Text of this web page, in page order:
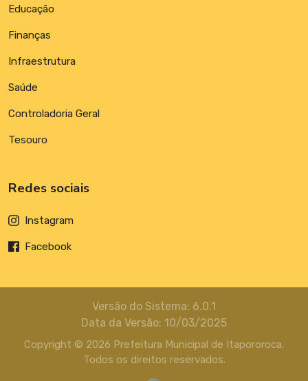
Educação
Finanças
Infraestrutura
Saúde
Controladoria Geral
Tesouro
Redes sociais
Instagram
Facebook
Versão do Sistema: 6.0.1
Data da Versão: 10/03/2025
Copyright © 2026 Prefeitura Municipal de Itapororoca.
Todos os direitos reservados.